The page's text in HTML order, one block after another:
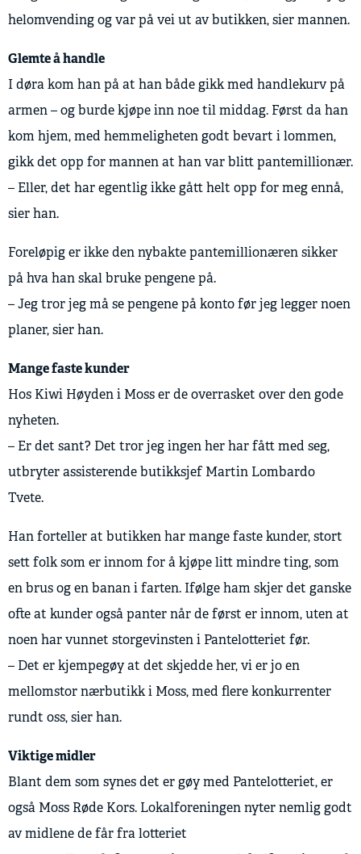
helomvending og var på vei ut av butikken, sier mannen.
Glemte å handle
I døra kom han på at han både gikk med handlekurv på
armen – og burde kjøpe inn noe til middag. Først da han
kom hjem, med hemmeligheten godt bevart i lommen,
gikk det opp for mannen at han var blitt pantemillionær.
– Eller, det har egentlig ikke gått helt opp for meg ennå,
sier han.
Foreløpig er ikke den nybakte pantemillionæren sikker
på hva han skal bruke pengene på.
– Jeg tror jeg må se pengene på konto før jeg legger noen
planer, sier han.
Mange faste kunder
Hos Kiwi Høyden i Moss er de overrasket over den gode
nyheten.
– Er det sant? Det tror jeg ingen her har fått med seg,
utbryter assisterende butikksjef Martin Lombardo
Tvete.
Han forteller at butikken har mange faste kunder, stort
sett folk som er innom for å kjøpe litt mindre ting, som
en brus og en banan i farten. Ifølge ham skjer det ganske
ofte at kunder også panter når de først er innom, uten at
noen har vunnet storgevinsten i Pantelotteriet før.
– Det er kjempegøy at det skjedde her, vi er jo en
mellomstor nærbutikk i Moss, med flere konkurrenter
rundt oss, sier han.
Viktige midler
Blant dem som synes det er gøy med Pantelotteriet, er
også Moss Røde Kors. Lokalforeningen nyter nemlig godt
av midlene de får fra lotteriet